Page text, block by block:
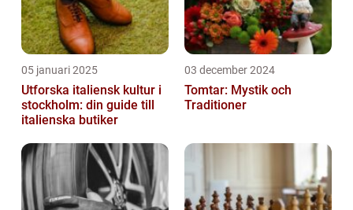
05 januari 2025
Utforska italiensk kultur i
stockholm: din guide till
italienska butiker
03 december 2024
Tomtar: Mystik och
Traditioner